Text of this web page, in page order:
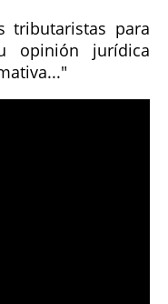
tributaristas para
opinión jurídica